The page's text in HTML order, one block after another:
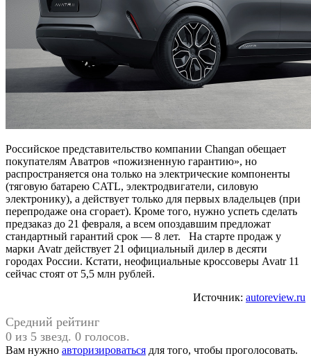
Российское представительство компании Changan обещает
покупателям Аватров «пожизненную гарантию», но
распространяется она только на электрические компоненты
(тяговую батарею CATL, электродвигатели, силовую
электронику), а действует только для первых владельцев (при
перепродаже она сгорает). Кроме того, нужно успеть сделать
предзаказ до 21 февраля, а всем опоздавшим предложат
стандартный гарантий срок — 8 лет. На старте продаж у
марки Avatr действует 21 официальный дилер в десяти
городах России. Кстати, неофициальные кроссоверы Avatr 11
сейчас стоят от 5,5 млн рублей.
Источник: autoreview.ru
Средний рейтинг
0 из 5 звезд. 0 голосов.
Вам нужно авторизироваться для того, чтобы проголосовать.